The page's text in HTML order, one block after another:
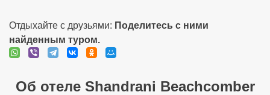
Отдыхайте с друзьями: Поделитесь с ними
найденным туром.
Об отеле Shandrani Beachcomber